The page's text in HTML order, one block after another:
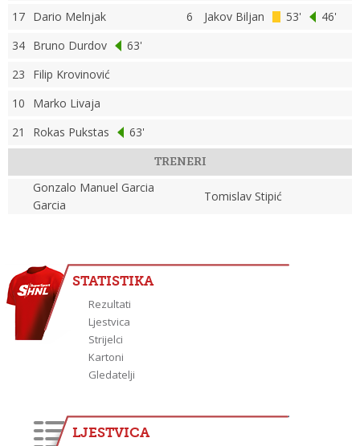
17 Dario Melnjak 6 Jakov Biljan 53'
46'
34 Bruno Durdov
63'
23
Filip Krovinović
10
Marko Livaja
21
Rokas Pukstas 63'
TRENERI
Gonzalo Manuel Garcia
Garcia
Tomislav Stipić
STATISTIKA
Rezultati
Ljestvica
Strijelci
Kartoni
Gledatelji
LJESTVICA